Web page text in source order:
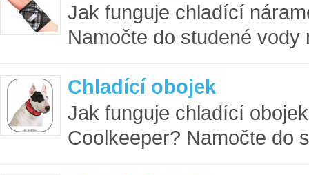
Jak funguje chladící
Namočte do studené vody
Chladící obojek
Jak funguje chladící
Coolkeeper? Namočte do